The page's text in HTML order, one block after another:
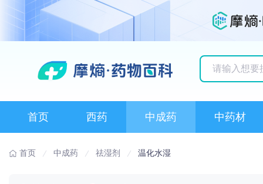
首页 西药 中成药 中药材
首页 中成药 祛湿剂 温化水湿